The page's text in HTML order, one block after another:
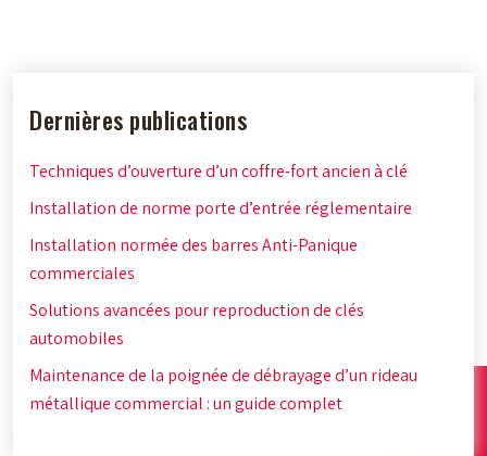
Dernières publications
Techniques d’ouverture d’un coffre-fort ancien à clé
Installation de norme porte d’entrée réglementaire
Installation normée des barres Anti-Panique
commerciales
Solutions avancées pour reproduction de clés
automobiles
Maintenance de la poignée de débrayage d’un rideau
métallique commercial : un guide complet